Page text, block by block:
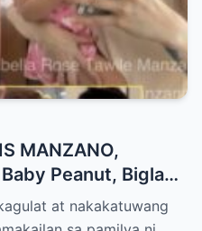
MANZANO,
Peanut, Biglang
sa Harap ng Lahat
sa
at nakakatuwang